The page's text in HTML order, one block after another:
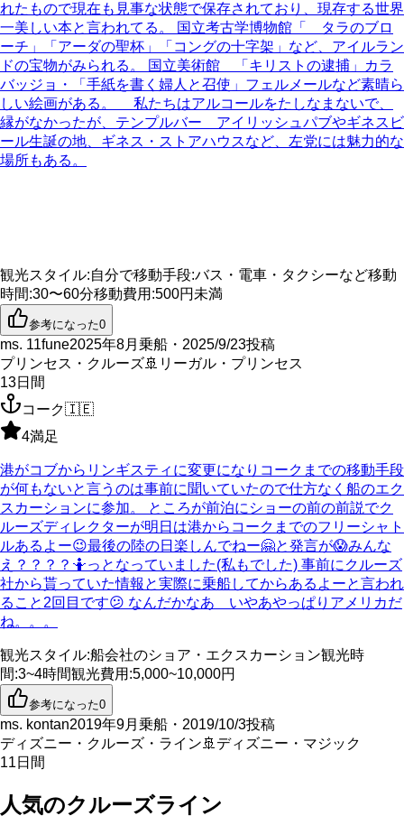
れたもので現在も見事な状態で保存されており、現存する世界
一美しい本と言われてる。 国立考古学博物館「 タラのブロ
ーチ」「アーダの聖杯」「コングの十字架」など、アイルラン
ドの宝物がみられる。 国立美術館 「キリストの逮捕」カラ
バッジョ・「手紙を書く婦人と召使」フェルメールなど素晴ら
しい絵画がある。 私たちはアルコールをたしなまないで、
縁がなかったが、テンプルバー アイリッシュパブやギネスビ
ール生誕の地、ギネス・ストアハウスなど、左党には魅力的な
場所もある。
観光スタイル:自分で移動手段:バス・電車・タクシーなど移動
時間:30〜60分移動費用 :500円未満
参考になった0
ms. 11fune2025年8月乗船・2025/9/23投稿
プリンセス・クルーズ🚢 リーガル・プリンセス
13日間
コーク🇮🇪
4満足
港がコブからリンギスティに変更になりコークまでの移動手段
が何もないと言うのは事前に聞いていたので仕方なく船のエク
スカーションに参加。 ところが前泊にショーの前の前説でク
ルーズディレクターが明日は港からコークまでのフリーシャト
ルあるよー😉最後の陸の日楽しんでねー🤗と発言が😱みんな
え？？？？🤷っとなっていました(私もでした) 事前にクルーズ
社から貰っていた情報と実際に乗船してからあるよーと言われ
ること2回目です😕 なんだかなあ いやあやっぱりアメリカだ
ね。。。
観光スタイル:船会社のショア・エクスカーション観光時
間:3~4時間観光費用 :5,000~10,000円
参考になった0
ms. kontan2019年9月乗船・2019/10/3投稿
ディズニー・クルーズ・ライン🚢ディズニー・マジック
11日間
人気のクルーズライン